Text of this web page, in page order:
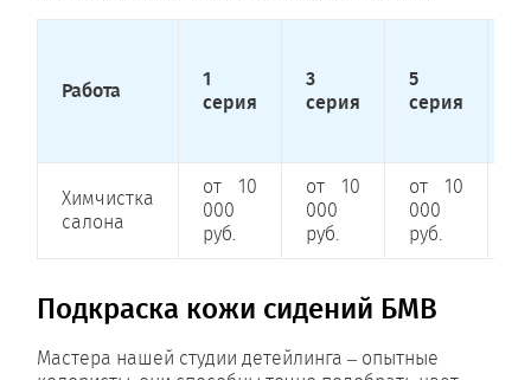
Работа
1
серия
3
серия
5
серия
Химчистка
салона
от 10
000
руб.
от 10
000
руб.
от 10
000
руб.
Подкраска кожи сидений БМВ
Мастера нашей студии детейлинга – опытные